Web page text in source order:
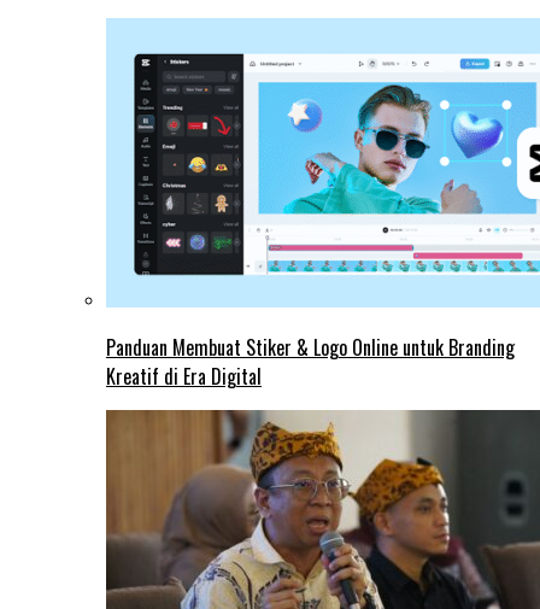
Panduan Membuat Stiker & Logo Online untuk Branding
Kreatif di Era Digital